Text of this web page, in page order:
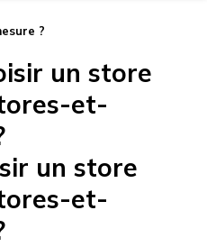
?
un store
et-